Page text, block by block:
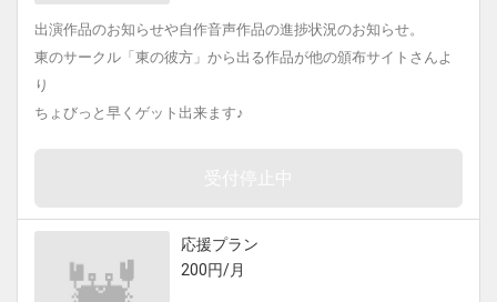
出演作品のお知らせや自作音声作品の進捗状況のお知らせ。
東のサークル「東の彼方」から出る作品が他の頒布サイトさんよ
り
ちょびっと早くゲット出来ます♪
応援プラン
200円/月